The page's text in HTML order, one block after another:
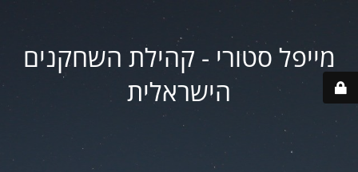
מייפל סטורי - קהילת השחקנים
הישראלית